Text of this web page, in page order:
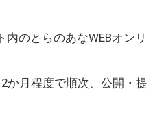
のとらのあなWEBオンリ
か月程度で順次、公開・提